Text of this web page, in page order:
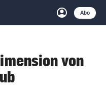
account_circle
Anmelden
Abo
close Schließen
von